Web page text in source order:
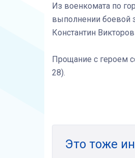
Из военкомата по
выполнении боевой
Константин
Прощание с героем
28).
Это тоже